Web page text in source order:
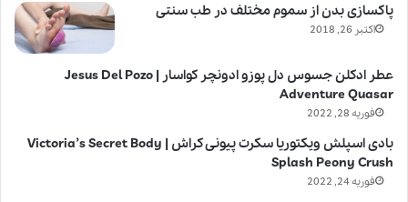
پاکسازی بدن از سموم مختلف در طب سنتی
اکتبر 26, 2018
عطر ادکلن جسوس دل پوزو ادونچر کواسار | Jesus Del Pozo
Adventure Quasar
فوریه 28, 2022
بادی اسپلش ویکتوریا سکرت پیونی کراش | Victoria’s Secret Body
Splash Peony Crush
فوریه 24, 2022